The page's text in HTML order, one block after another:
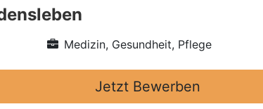
Medizin, Gesundheit, Pflege
Jetzt Bewerben